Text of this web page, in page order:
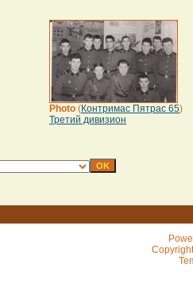
Photo (Контримас Пятрас 65)
Третий дивизион